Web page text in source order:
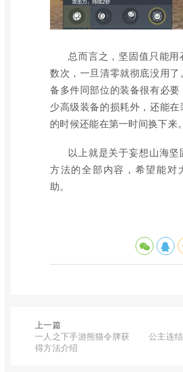
总而言之，坚固值只能用
数次，一旦清零就彻底没用了
备多件同部位的装备很有必要
少高级装备的损耗外，还能在
的时候还能在第一时间换下来。
以上就是关于妄想山海坚
方法的全部内容，希望能对
助。
上一篇
一人之下手游熊猫令牌获
得方法介绍
公主连